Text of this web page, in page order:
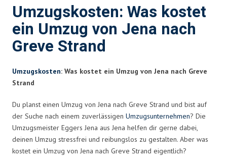
Umzugskosten: Was kostet
ein Umzug von Jena nach
Greve Strand
Umzugskosten: Was kostet ein Umzug von Jena nach Greve
Strand
Du planst einen Umzug von Jena nach Greve Strand und bist auf
der Suche nach einem zuverlässigen Umzugsunternehmen? Die
Umzugsmeister Eggers Jena aus Jena helfen dir gerne dabei,
deinen Umzug stressfrei und reibungslos zu gestalten. Aber was
kostet ein Umzug von Jena nach Greve Strand eigentlich?